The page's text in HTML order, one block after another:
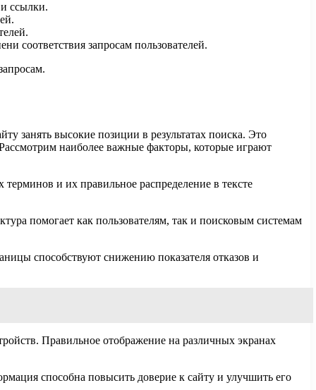
ссылки.
соответствия запросам пользователей.
занять высокие позиции в результатах поиска. Это
наиболее важные факторы, которые играют
терминов и их правильное распределение в тексте
помогает как пользователям, так и поисковым системам
способствуют снижению показателя отказов и
Правильное отображение на различных экранах
способна повысить доверие к сайту и улучшить его